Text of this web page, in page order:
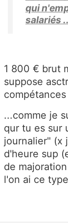
qui
salariés
1 800 € brut
suppose
...comme je
qur tu es sur
journalier" (x
d'heure sup
de
l'on ai ce